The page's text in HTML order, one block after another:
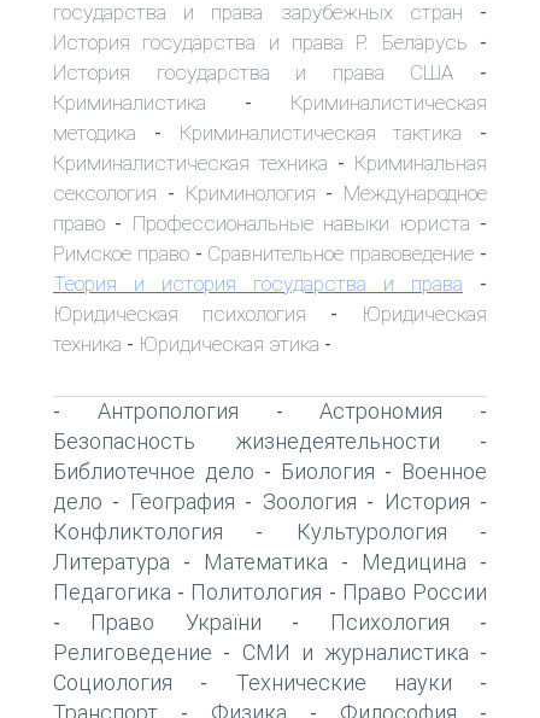
государства и права зарубежных стран -
История государства и права Р. Беларусь -
История государства и права США -
Криминалистика - Криминалистическая
методика - Криминалистическая тактика -
Криминалистическая техника - Криминальная
сексология - Криминология - Международное
право - Профессиональные навыки юриста -
Римское право- Сравнительное правоведение -
Теория и история государства и права -
Юридическая психология -
Юридическая
техника - Юридическая этика -
- Антропология -Астрономия -
Безопасность жизнедеятельности -
Библиотечное дело - Биология - Военное
дело - География - Зоология - История -
Конфликтология - Культурология -
Литература - Математика - Медицина -
Педагогика - Политология - Право России
- Право України - Психология -
Религоведение - СМИ и журналистика -
Социология - Технические науки -
Транспорт Физика Философия